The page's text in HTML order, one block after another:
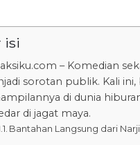
isi
– Komedian
sorotan publik. Kali
di dunia
di jagat maya.
Bantahan Langsung dari Narji